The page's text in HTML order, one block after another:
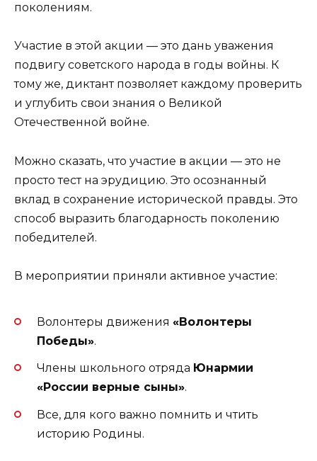
поколениям.
Участие в этой акции — это дань уважения
подвигу советского народа в годы войны. К
тому же, диктант позволяет каждому проверить
и углубить свои знания о Великой
Отечественной войне.
Можно сказать, что участие в акции — это не
просто тест на эрудицию. Это осознанный
вклад в сохранение исторической правды. Это
способ выразить благодарность поколению
победителей.
В мероприятии приняли активное участие:
Волонтеры движения «Волонтеры
Победы».
Члены школьного отряда Юнармии
«России верные сыны».
Все, для кого важно помнить и чтить
историю Родины.